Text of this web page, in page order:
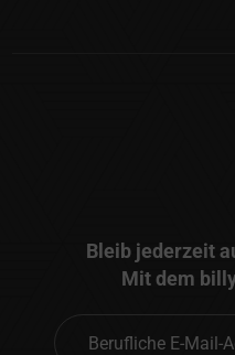
Ich habe die geltenden
und